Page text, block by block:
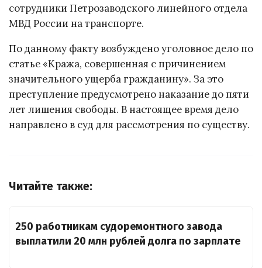
сотрудники Петрозаводского линейного отдела
МВД России на транспорте.
По данному факту возбуждено уголовное дело по
статье «Кража, совершенная с причинением
значительного ущерба гражданину». За это
преступление предусмотрено наказание до пяти
лет лишения свободы. В настоящее время дело
направлено в суд для рассмотрения по существу.
Читайте также:
250 работникам судоремонтного завода
выплатили 20 млн рублей долга по зарплате